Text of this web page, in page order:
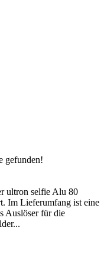
gefunden!
ultron selfie Alu 80
Im Lieferumfang ist eine
Auslöser für die